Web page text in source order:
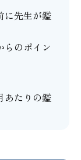
に先生が鑑
らのポイン
あたりの鑑